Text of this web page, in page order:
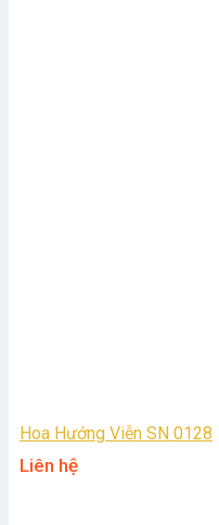
Hoa Hướng Viễn SN 0128
Liên hệ